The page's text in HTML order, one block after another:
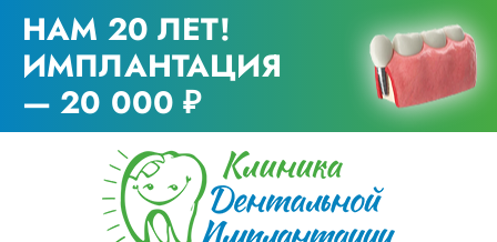
НАМ 20 ЛЕТ!
ИМПЛАНТАЦИЯ
— 20 000 ₽